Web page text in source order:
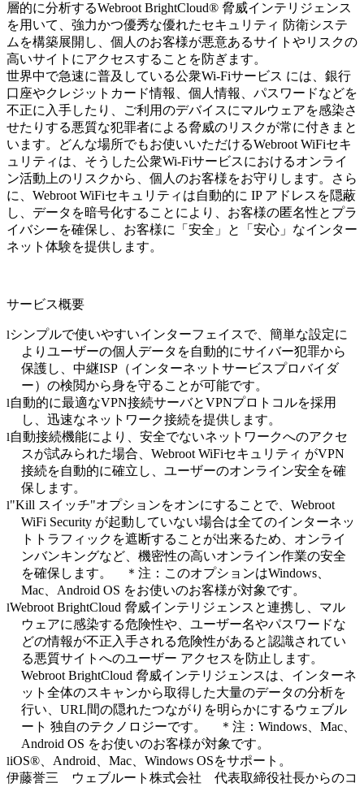
層的に分析するWebroot BrightCloud® 脅威インテリジェンス
を用いて、強力かつ優秀な優れたセキュリティ 防衛システ
ムを構築展開し、個人のお客様が悪意あるサイトやリスクの
高いサイトにアクセスすることを防ぎます。
世界中で急速に普及している公衆Wi-Fiサービス には、銀行
口座やクレジットカード情報、個人情報、パスワードなどを
不正に入手したり、ご利用のデバイスにマルウェアを感染さ
せたりする悪質な犯罪者による脅威のリスクが常に付きまと
います。どんな場所でもお使いいただけるWebroot WiFiセキ
ュリティは、そうした公衆Wi-Fiサービスにおけるオンライ
ン活動上のリスクから、個人のお客様をお守りします。さら
に、 Webroot WiFiセキュリティは自動的に IP アドレスを隠蔽
し、データを暗号化することにより、お客様の匿名性とプラ
イバシーを確保し、お客様に「安全」と「安心」なインター
ネット体験を提供します。
サービス概要
lシンプルで使いやすいインターフェイスで、簡単な設定に
よりユーザーの個人データを自動的にサイバー犯罪から
保護し、中継ISP （インターネットサービスプロバイダ
ー）の検閲から身を守ることが可能です。
l自動的に最適なVPN接続サーバとVPNプロトコルを採用
し、迅速なネットワーク接続を提供します。
l自動接続機能により、安全でないネットワークへのアクセ
スが試みられた場合、WebrootWiFiセキュリティ がVPN
接続を自動的に確立し、ユーザーのオンライン安全を確
保します。
l"Kill スイッチ"オプションをオンにすることで、 Webroot
WiFi Security が起動していない場合は全てのインターネッ
トトラフィックを遮断することが出来るため、オンライ
ンバンキングなど、機密性の高いオンライン作業の安全
を確保します。
＊注：このオプションはWindows
Mac
Android OS をお使いのお客様が対象です。
lWebroot BrightCloud 脅威インテリジェンスと連携し、マル
ウェアに感染する危険性や、ユーザー名やパスワードな
どの情報が不正入手される危険性があると認識されてい
る悪質サイトへのユーザー アクセスを防止します。
WebrootBrightCloud 脅威インテリジェンスは、インターネ
ット全体のスキャンから取得した大量のデータの分析を
行い、URL間の隠れたつながりを明らかにするウェブル
ート 独自のテクノロジーです。
＊注：Windows 、Mac
Android OS をお使いのお客様が対象です。
liOS® Android Mac Windows OSをサポート。
伊藤誉三 ウェブルート株式会社 代表取締役社長からのコ